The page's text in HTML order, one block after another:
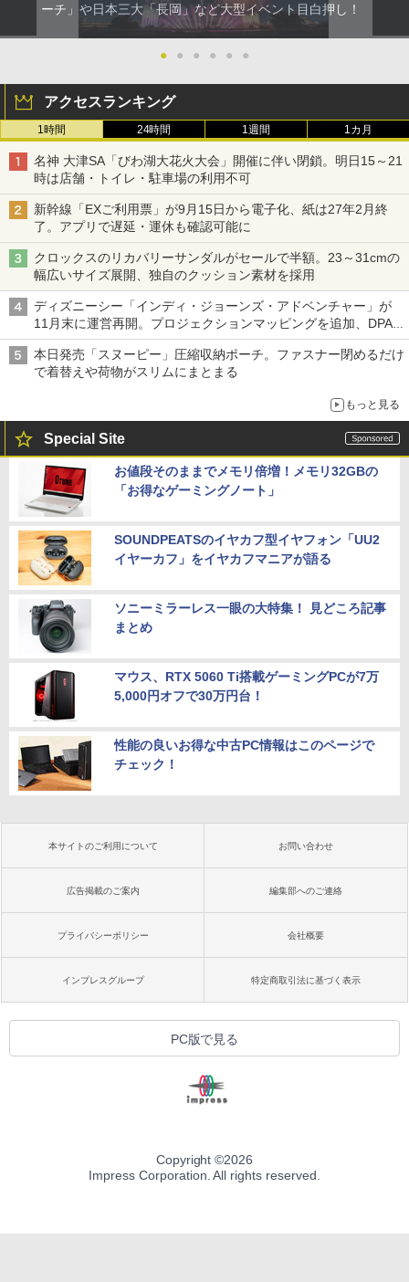
ーチ」や日本三大「長岡」など大型イベント目白押し！
● ● ● ● ● ●
アクセスランキング
1時間 24時間 1週間 1カ月
名神 大津SA「びわ湖大花火大会」開催に伴い閉鎖。明日15～21
時は店舗・トイレ・駐車場の利用不可
新幹線「EXご利用票」が9月15日から電子化、紙は27年2月終
了。アプリで遅延・運休も確認可能に
クロックスのリカバリーサンダルがセールで半額。23～31cmの
幅広いサイズ展開、独自のクッション素材を採用
ディズニーシー「インディ・ジョーンズ・アドベンチャー」が
11月末に運営再開。プロジェクションマッピングを追加、DPA
は1500円
本日発売「スヌーピー」圧縮収納ポーチ。ファスナー閉めるだけ
で着替えや荷物がスリムにまとまる
もっと見る
Special Site
お値段そのままでメモリ倍増！メモリ32GBの
「お得なゲーミングノート」
SOUNDPEATSのイヤカフ型イヤフォン「UU2
イヤーカフ」をイヤカフマニアが語る
ソニーミラーレス一眼の大特集！ 見どころ記事
まとめ
マウス、RTX 5060 Ti搭載ゲーミングPCが7万
5,000円オフで30万円台！
性能の良いお得な中古PC情報はこのページで
チェック！
本サイトのご利用について お問い合わせ
広告掲載のご案内 編集部へのご連絡
プライバシーポリシー 会社概要
インプレスグループ 特定商取引法に基づく表示
PC版で見る
Copyright ©2026
Impress Corporation. All rights reserved.